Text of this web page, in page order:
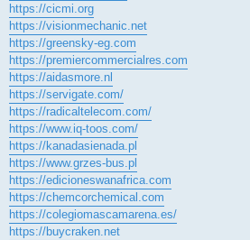
https://cicmi.org
https://visionmechanic.net
https://greensky-eg.com
https://premiercommercialres.com
https://aidasmore.nl
https://servigate.com/
https://radicaltelecom.com/
https://www.iq-toos.com/
https://kanadasienada.pl
https://www.grzes-bus.pl
https://edicioneswanafrica.com
https://chemcorchemical.com
https://colegiomascamarena.es/
https://buycraken.net